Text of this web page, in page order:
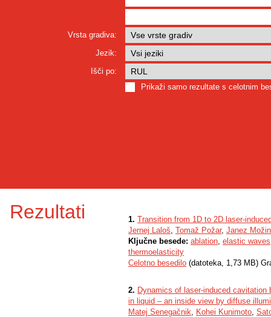
Vrsta gradiva:
Jezik:
Išči po:
Prikaži samo rezultate s celotnim
Rezultati 1. Transition from 1D to 2D laser-
Jernej Laloš, Tomaž Požar, Janez
Ključne besede: ablation, elastic waves
thermoelasticity
Celotno besedilo (datoteka, 1,73 MB)
2. Dynamics of laser-induced cavitation
in liquid – an inside view by diffuse
Matej Senegačnik, Kohei Kunimoto,